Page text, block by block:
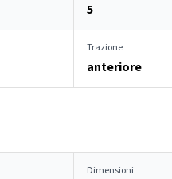
5
Trazione
anteriore
Dimensioni